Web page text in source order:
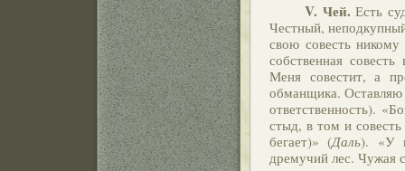
V. Чей. Есть
Честный,
свою совесть
собственная
Меня совестит, а
обманщика. Оставляю
ответственность).
стыд, в том и
бегает)» (Даль). «У
дремучий лес. Чужая